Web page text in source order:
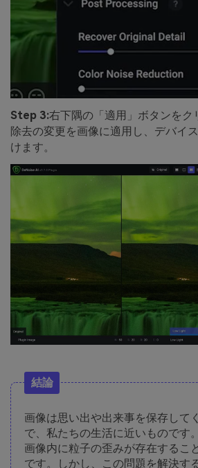
Step 3:右下隅の「適用」ボタンをク
除去の変更を画像に適用し、デバイ
けます。
結論
画像は思い出や出来事を保存して
で、私たちの生活に近いものです
画像内に粒子の歪みが存在するこ
です。しかし、この問題を解決す